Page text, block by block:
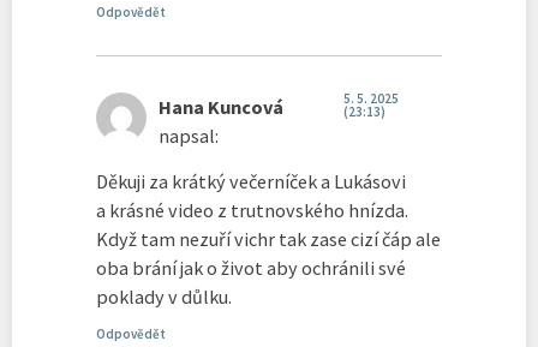
Odpovědět
Hana Kuncová
napsal:
5. 5. 2025
(23:13)
Děkuji za krátký večerníček a Lukásovi
a krásné video z trutnovského hnízda.
Když tam nezuří vichr tak zase cizí čáp ale
oba brání jak o život aby ochránili své
poklady v důlku.
Odpovědět